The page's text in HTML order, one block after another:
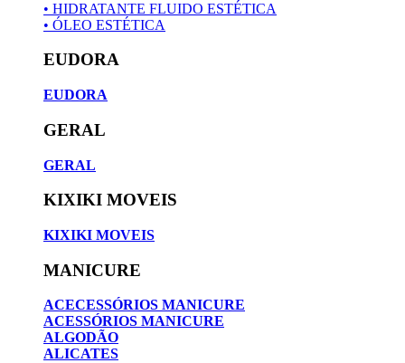
• HIDRATANTE FLUIDO ESTÉTICA
• ÓLEO ESTÉTICA
EUDORA
EUDORA
GERAL
GERAL
KIXIKI MOVEIS
KIXIKI MOVEIS
MANICURE
ACECESSÓRIOS MANICURE
ACESSÓRIOS MANICURE
ALGODÃO
ALICATES